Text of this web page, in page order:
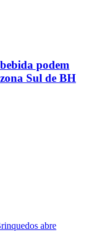
podem
Sul de BH
abre